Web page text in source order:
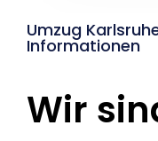
Umzug
Informationen
Wir